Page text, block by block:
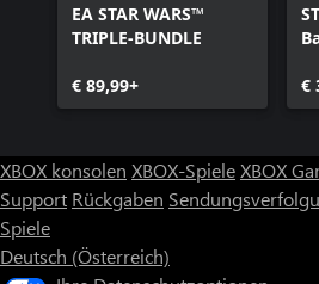
EA STAR WARS™
TRIPLE-BUNDLE
€ 89,99+
€
XBOX konsolen XBOX-SpieleXBOX
Support Rückgaben
Spiele
Deutsch (Österreich)